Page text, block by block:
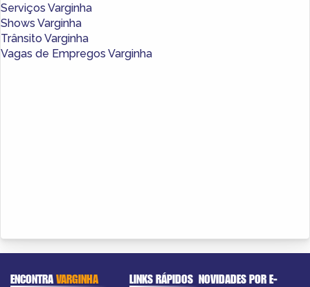
Serviços Varginha
Shows Varginha
Trânsito Varginha
Vagas de Empregos Varginha
ENCONTRAVARGINHA LINKS RÁPIDOS NOVIDADES POR E-